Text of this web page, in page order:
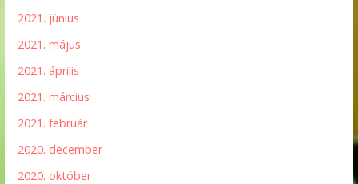
2021. június
2021. május
2021. április
2021. március
2021. február
2020. december
2020. október